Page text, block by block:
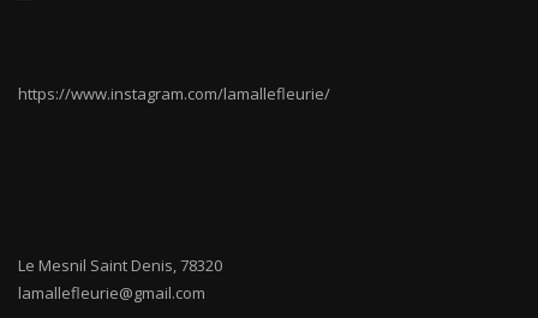
https://www.instagram.com/lamallefleurie/
Le Mesnil Saint Denis,78320
lamallefleurie@gmail.com